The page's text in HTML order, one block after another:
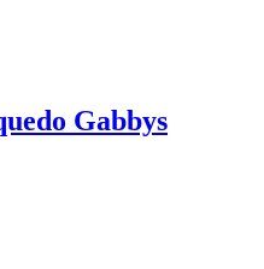
Gabbys